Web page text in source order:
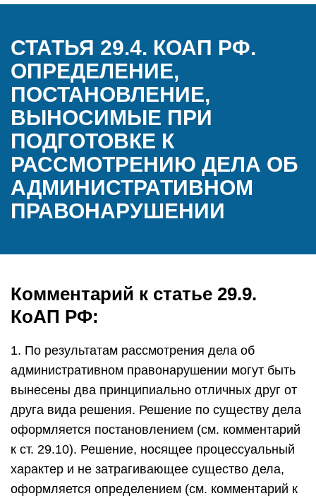
СТАТЬЯ 29.4. КОАП РФ.
ОПРЕДЕЛЕНИЕ,
ПОСТАНОВЛЕНИЕ,
ВЫНОСИМЫЕ ПРИ
ПОДГОТОВКЕ К
РАССМОТРЕНИЮ ДЕЛА ОБ
АДМИНИСТРАТИВНОМ
ПРАВОНАРУШЕНИИ
Комментарий к статье 29.9.
КоАП РФ:
1. По результатам рассмотрения дела об
административном правонарушении могут быть
вынесены два принципиально отличных друг от
друга вида решения. Решение по существу дела
оформляется постановлением (см. комментарий
к ст. 29.10). Решение, носящее процессуальный
характер и не затрагивающее существо дела,
оформляется определением (см. комментарий к